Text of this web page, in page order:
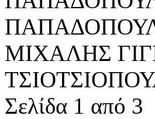
ΜΙΧΑΛΗΣ
Σελίδα 1 από 3